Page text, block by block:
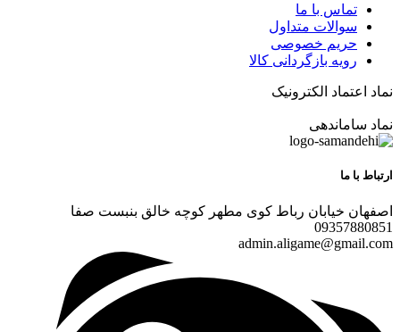
تماس با ما
سوالات متداول
حریم خصوصی
رویه بازگردانی کالا
نماد اعتماد الکترونیک
نماد ساماندهی
ارتباط با ما
اصفهان خیابان رباط کوی مطهر کوچه خالق بنبست صفا
09357880851
admin.aligame@gmail.com